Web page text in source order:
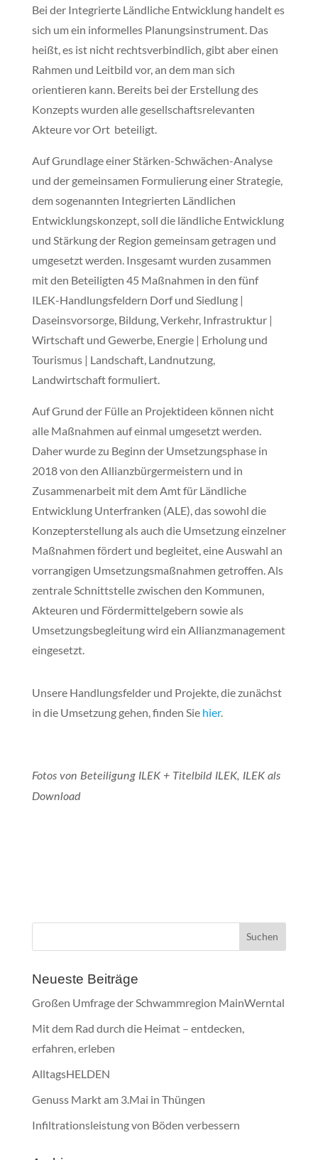
Bei der Integrierte Ländliche Entwicklung handelt es
sich um ein informelles Planungsinstrument. Das
heißt, es ist nicht rechtsverbindlich, gibt aber einen
Rahmen und Leitbild vor, an dem man sich
orientieren kann. Bereits bei der Erstellung des
Konzepts wurden alle gesellschaftsrelevanten
Akteure vor Ort beteiligt.
Auf Grundlage einer Stärken-Schwächen-Analyse
und der gemeinsamen Formulierung einer Strategie,
dem sogenannten Integrierten Ländlichen
Entwicklungskonzept, soll die ländliche Entwicklung
und Stärkung der Region gemeinsam getragen und
umgesetzt werden. Insgesamt wurden zusammen
mit den Beteiligten 45 Maßnahmen in den fünf
ILEK-Handlungsfeldern Dorf und Siedlung |
Daseinsvorsorge, Bildung, Verkehr, Infrastruktur |
Wirtschaft und Gewerbe, Energie | Erholung und
Tourismus | Landschaft, Landnutzung,
Landwirtschaft formuliert.
Auf Grund der Fülle an Projektideen können nicht
alle Maßnahmen auf einmal umgesetzt werden.
Daher wurde zu Beginn der Umsetzungsphase in
2018 von den Allianzbürgermeistern und in
Zusammenarbeit mit dem Amt für Ländliche
Entwicklung Unterfranken (ALE), das sowohl die
Konzepterstellung als auch die Umsetzung einzelner
Maßnahmen fördert und begleitet, eine Auswahl an
vorrangigen Umsetzungsmaßnahmen getroffen. Als
zentrale Schnittstelle zwischen den Kommunen,
Akteuren und Fördermittelgebern sowie als
Umsetzungsbegleitung wird ein Allianzmanagement
eingesetzt.
Unsere Handlungsfelder und Projekte, die zunächst
in die Umsetzung gehen, finden Sie hier.
Fotos von Beteiligung ILEK + Titelbild ILEK, ILEK als
Download
Neueste Beiträge
Großen Umfrage der Schwammregion MainWerntal
Mit dem Rad durch die Heimat – entdecken,
erfahren, erleben
AlltagsHELDEN
Genuss Markt am 3.Mai in Thüngen
Infiltrationsleistung von Böden verbessern